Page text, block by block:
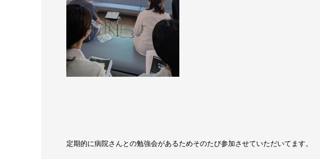
定期的に病院さんとの勉強会があるためそのたび参加させていただいてます。